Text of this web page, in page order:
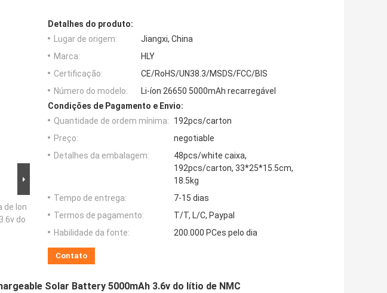
de Ion
do
Detalhes do produto:
Lugar de origem:
Jiangxi, China
Marca:
HLY
Certificação:
CE/RoHS/UN38.3/MSDS/FCC/BIS
Número do modelo:
Li-íon 26650 5000mAh recarregável
Condições de Pagamento e Envio:
Quantidade de ordem mínima:
192pcs/carton
Preço:
negotiable
Detalhes da embalagem:
48pcs/white caixa,
192pcs/carton, 33*25*15.5cm,
18.5kg
Tempo de entrega:
7-15 dias
Termos de pagamento:
T/T, L/C, Paypal
Habilidade da fonte:
200.000 PCes pelo dia
Contato
Solar Battery 5000mAh 3.6v do lítio de NMC